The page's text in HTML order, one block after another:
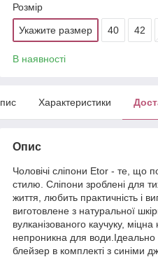
Розмір
Укажите размер 40 42
В наявності
Характеристики
Опис
Чоловічі сліпони Etor - те, що
стилю. Сліпони зроблені для
життя, любить практичність і
виготовлене з натуральної
вулканізованого каучуку,
непроникна для води.Ідеально
блейзер в комплекті з синіми